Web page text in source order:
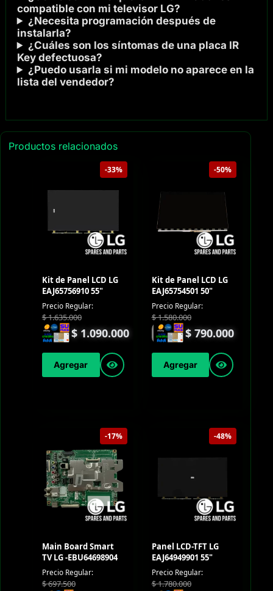
compatible con mi televisor LG?
¿Necesita programación después de
instalarla?
¿Cuáles son los síntomas de una placa IR
Key defectuosa?
¿Puedo usarla si mi modelo no aparece en la
lista del vendedor?
Productos relacionados
-33%
Kit de Panel LCD LG
EAJ65756910 55"
Precio Regular:
$1.635.000
$1.090.000
Agregar
-50%
Kit de Panel LCD LG
EAJ65754501 50"
Precio Regular:
$1.580.000
$ 790.000
Agregar
-17%
Main Board Smart
TV LG -EBU64698904
Precio Regular:
$697.500
-48%
Panel LCD-TFT LG
EAJ64949901 55"
Precio Regular:
$1.780.000